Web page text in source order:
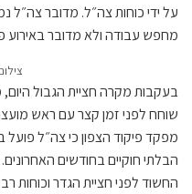
על ידי כוחות צה״ל. מדובר צה״ל
מחפש עבודה ולא מדובר באירוע
בעקבות מקרה חציית הגבול
שוחח לפני זמן קצר עם ראש
מפקד פיקוד הצפון כי צה״ל
הבלתי חוקיים בחודשים
החשוד לפני חציית הגדר וכוחות